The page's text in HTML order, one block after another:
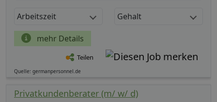
Arbeitszeit Gehalt
mehr Details
Teilen
Quelle: germanpersonnel.de
Privatkundenberater (m/ w/ d)